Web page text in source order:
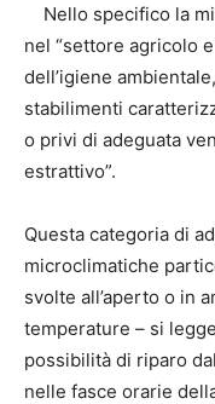
Nello specifico la
nel “settore agricolo
dell’igiene
stabilimenti
o privi di adeguata
estrattivo”.
Questa categoria di
microclimatiche
svolte all’aperto o in
temperature – si
possibilità di riparo
nelle fasce orarie